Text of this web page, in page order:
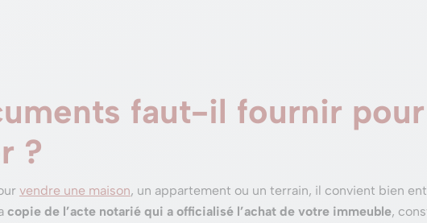
faut-il fournir
?
vendre une maison, un appartement ou un terrain, il convient bien
copie de l’acte notarié qui a officialisé l’achat de votre immeuble,